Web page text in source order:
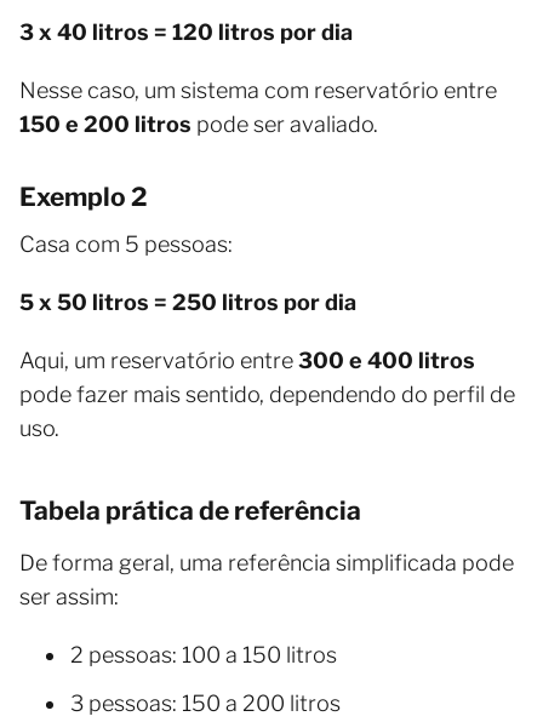
3 x 40 litros = 120 litros por dia
Nesse caso, um sistema com reservatório entre
150 e 200 litros pode ser avaliado.
Exemplo 2
Casa com 5 pessoas:
5 x 50 litros = 250 litros por dia
Aqui, um reservatório entre300 e 400 litros
pode fazer mais sentido, dependendo do perfil de
uso.
Tabela prática de referência
De forma geral, uma referência simplificada pode
ser assim:
2 pessoas: 100 a 150 litros
3 pessoas: 150 a 200 litros